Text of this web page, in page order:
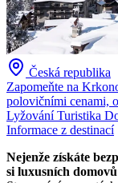
Česká republika
Zapomeňte na
polovičními cenami,
Lyžování Turistika
Informace z destinací
Nejenže získáte
si luxusních